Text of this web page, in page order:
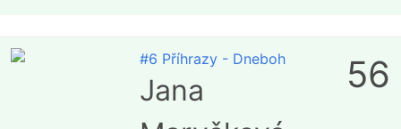
#6 Příhrazy - Dneboh
Jana
56